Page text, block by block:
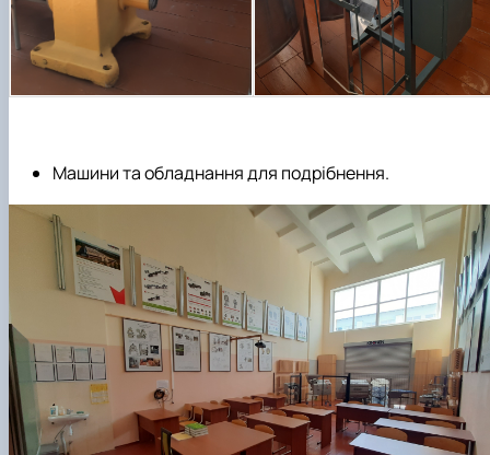
Машини та обладнання для подрібнення.